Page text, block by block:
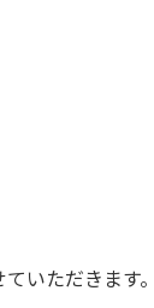
いただきます。